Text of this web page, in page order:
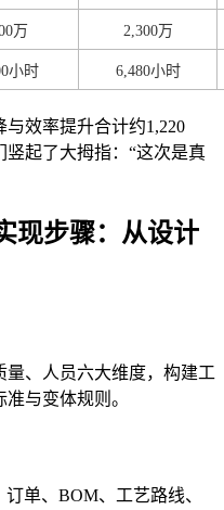
万 2,300万
小时 6,480小时
效率提升合计约1,220
起了大拇指：“这次是真
现步骤：从设计
、人员六大维度，构建工
与变体规则。
单、BOM、工艺路线、